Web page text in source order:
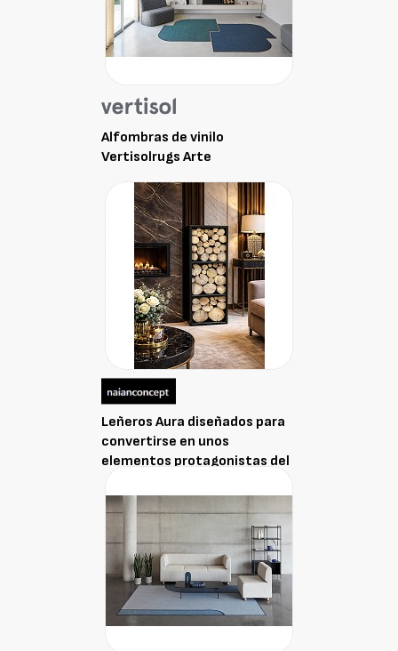
Alfombras de vinilo
Vertisolrugs Arte
Leñeros Aura diseñados para
convertirse en unos
elementos protagonistas del